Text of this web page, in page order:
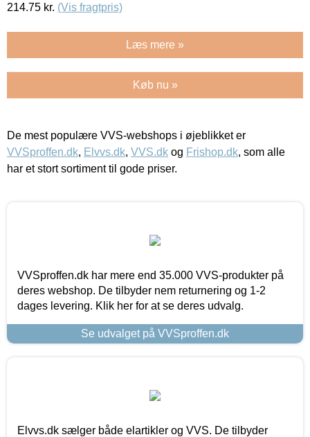
214.75 kr. (Vis fragtpris)
Læs mere »
Køb nu »
De mest populære VVS-webshops i øjeblikket er
VVSproffen.dk, Elvvs.dk, VVS.dk og Frishop.dk, som alle
har et stort sortiment til gode priser.
VVSproffen.dk har mere end 35.000 VVS-produkter på
deres webshop. De tilbyder nem returnering og 1-2
dages levering. Klik her for at se deres udvalg.
Se udvalget på VVSproffen.dk
Elvvs.dk sælger både elartikler og VVS. De tilbyder